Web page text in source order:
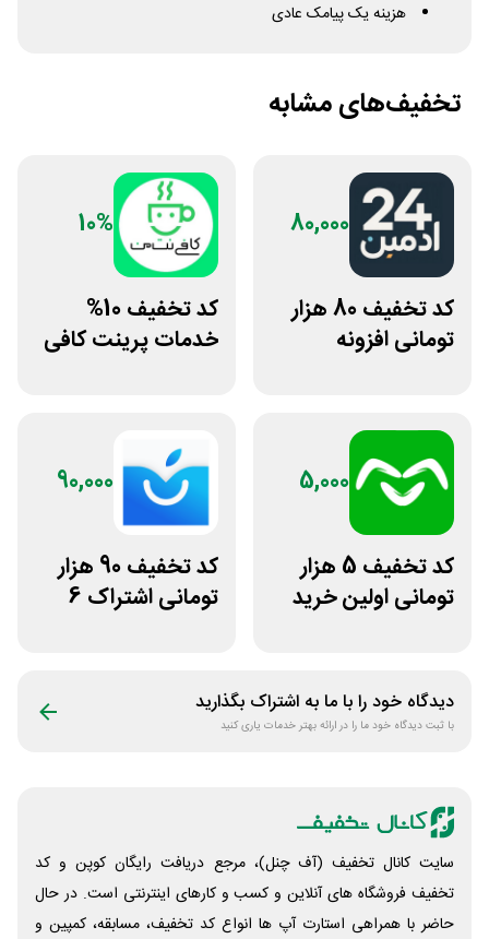
هزینه یک پیامک عادی
تخفیف‌های مشابه
80,000
کد تخفیف 80 هزار
تومانی افزونه
10%
کد تخفیف 10%
خدمات پرینت کافی
5,000
کد تخفیف 5 هزار
تومانی اولین خرید
90,000
کد تخفیف 90 هزار
تومانی اشتراک 6
دیدگاه خود را با ما به اشتراک بگذارید
با ثبت دیدگاه خود ما را در ارائه بهتر خدمات یاری کنید
سایت کانال تخفیف (آف چنل)، مرجع دریافت رایگان کوپن و کد
تخفیف فروشگاه های آنلاین و کسب و‌ کارهای اینترنتی است. در حال
حاضر با همراهی استارت آپ ها انواع کد تخفیف، مسابقه، کمپین و